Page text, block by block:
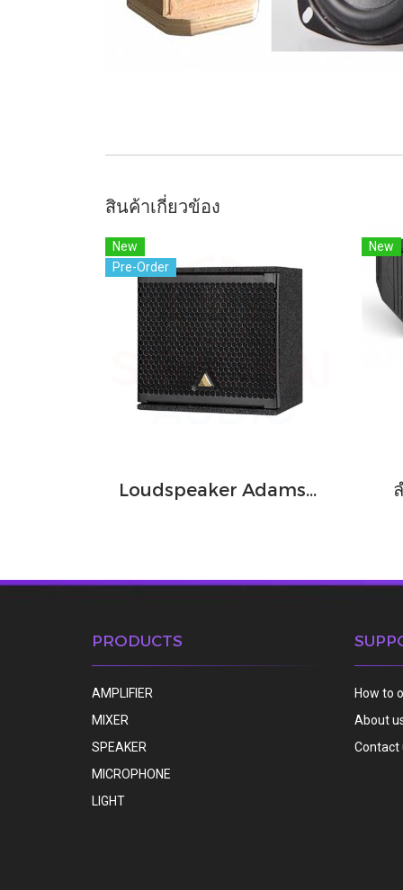
สินค้าเกี่ยวข้อง
New
Pre-Order
Loudspeaker Adamson IS5c
New
PRODUCTS
AMPLIFIER
MIXER
SPEAKER
MICROPHONE
LIGHT
How to
About
Contact